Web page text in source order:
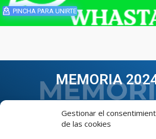
Gestionar el
de las cookies
PINCHA PARA UNIRTE
MEMORIA